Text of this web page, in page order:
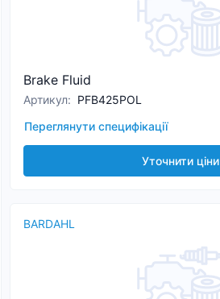
Brake Fluid
Артикул: PFB425POL
Переглянути специфікації
Уточнити ціни
BARDAHL